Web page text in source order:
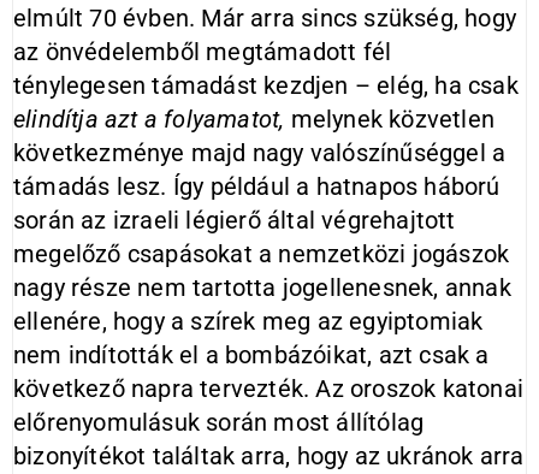
elmúlt 70 évben. Már arra sincs szükség, hogy
az önvédelemből megtámadott fél
ténylegesen támadást kezdjen – elég, ha csak
elindítja azt a folyamatot, melynek közvetlen
következménye majd nagy valószínűséggel a
támadás lesz. Így például a hatnapos háború
során az izraeli légierő által végrehajtott
megelőző csapásokat a nemzetközi jogászok
nagy része nem tartotta jogellenesnek, annak
ellenére, hogy a szírek meg az egyiptomiak
nem indították el a bombázóikat, azt csak a
következő napra tervezték. Az oroszok katonai
előrenyomulásuk során most állítólag
bizonyítékot találtak arra, hogy az ukránok arra